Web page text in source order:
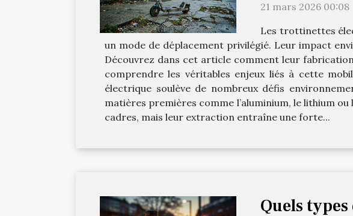
21 mars 2026 00:08
Les trottinettes
un mode de déplacement privilégié. Leur impact
Découvrez dans cet article comment leur
comprendre les véritables enjeux liés à cette
électrique soulève de nombreux défis
matières premières comme l’aluminium, le lithium
cadres, mais leur extraction entraîne une forte...
Quels